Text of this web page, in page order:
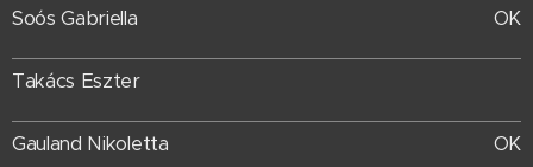
Soós Gabriella OK
Takács Eszter
Gauland Nikoletta OK